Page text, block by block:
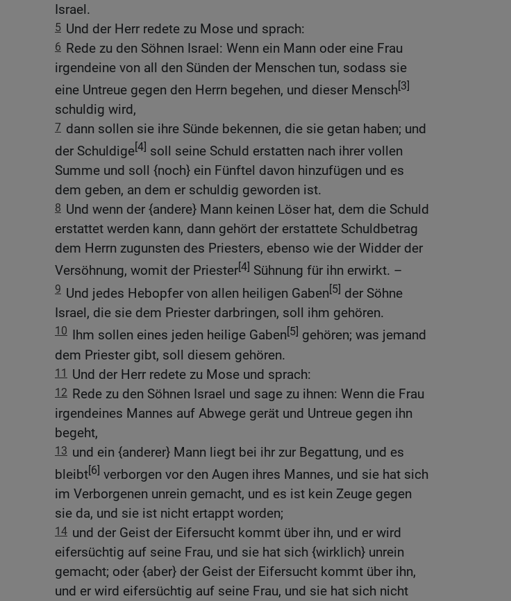
Israel.
5 Und der Herr redete zu Mose und sprach:
6 Rede zu den Söhnen Israel: Wenn ein Mann oder eine Frau
irgendeine von all den Sünden der Menschen tun, sodass sie
eine Untreue gegen den Herrn begehen, und dieser Mensch[3]
schuldig wird,
7 dann sollen sie ihre Sünde bekennen, die sie getan haben; und
der Schuldige[4] soll seine Schuld erstatten nach ihrer vollen
Summe und soll {noch} ein Fünftel davon hinzufügen und es
dem geben, an dem er schuldig geworden ist.
8 Und wenn der {andere} Mann keinen Löser hat, dem die Schuld
erstattet werden kann, dann gehört der erstattete Schuldbetrag
dem Herrn zugunsten des Priesters, ebenso wie der Widder der
Versöhnung, womit der Priester[4] Sühnung für ihn erwirkt. –
9 Und jedes Hebopfer von allen heiligen Gaben[5] der Söhne
Israel, die sie dem Priester darbringen, soll ihm gehören.
10 Ihm sollen eines jeden heilige Gaben[5] gehören; was jemand
dem Priester gibt, soll diesem gehören.
11 Und der Herr redete zu Mose und sprach:
12 Rede zu den Söhnen Israel und sage zu ihnen: Wenn die Frau
irgendeines Mannes auf Abwege gerät und Untreue gegen ihn
begeht,
13 und ein {anderer} Mann liegt bei ihr zur Begattung, und es
bleibt[6] verborgen vor den Augen ihres Mannes, und sie hat sich
im Verborgenen unrein gemacht, und es ist kein Zeuge gegen
sie da, und sie ist nicht ertappt worden;
14 und der Geist der Eifersucht kommt über ihn, und er wird
eifersüchtig auf seine Frau, und sie hat sich {wirklich} unrein
gemacht; oder {aber} der Geist der Eifersucht kommt über ihn,
und er wird eifersüchtig auf seine Frau, und sie hat sich nicht